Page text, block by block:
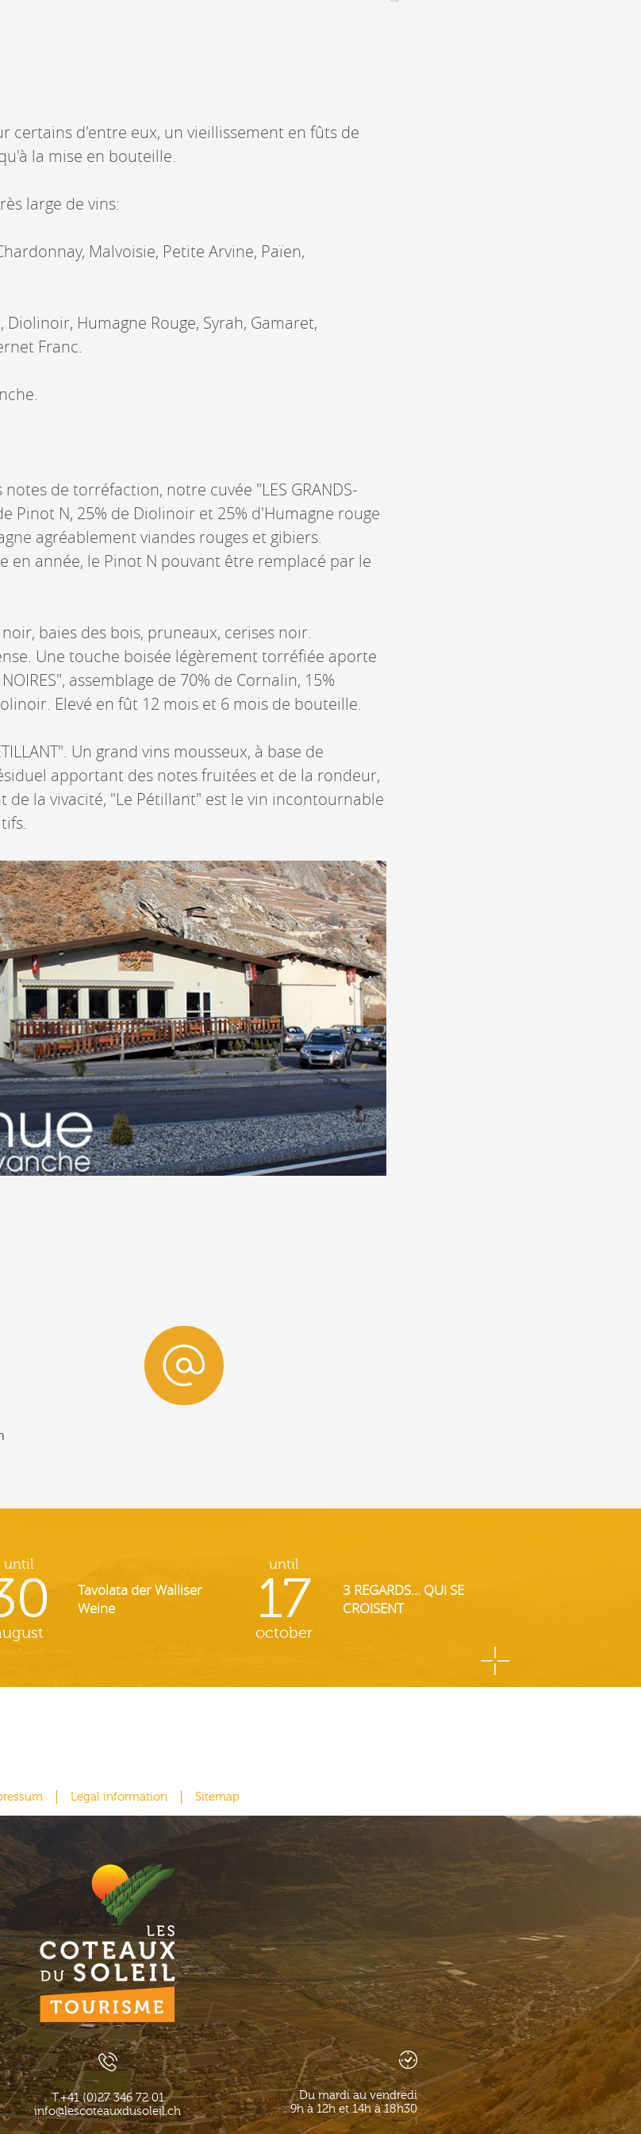
Randonnées
et légendes
Mayens et alpages
Announce an event
certains d'entre eux, un vieillissement en fûts de
la mise en bouteille.
large de vins:
Malvoisie, Petite Arvine, Païen,
Diolinoir, Humagne Rouge, Syrah, Gamaret,
Franc.
de torréfaction, notre cuvée "LES GRANDS-
Pinot N, 25% de Diolinoir et 25% d'Humagne rouge
agréablement viandes rouges et gibiers.
en année, le Pinot N pouvant être remplacé par le
baies des bois, pruneaux, cerises noir.
Une touche boisée légèrement torréfiée aporte
assemblage de 70% de Cornalin, 15%
Elevé en fût 12 mois et 6 mois de bouteille.
Un grand vins mousseux, à base de
apportant des notes fruitées et de la rondeur,
la vivacité, "Le Pétillant" est le vin incontournable
until
Tavolata der Walliser
Weine
until
17
october
3 REGARDS... QUI SE
CROISENT
Legal information Sitemap
T.+41 (0)27 346 72 01
info@lescoteauxdusoleil.ch
Du mardi au vendredi
9h à 12h et 14h à 18h30